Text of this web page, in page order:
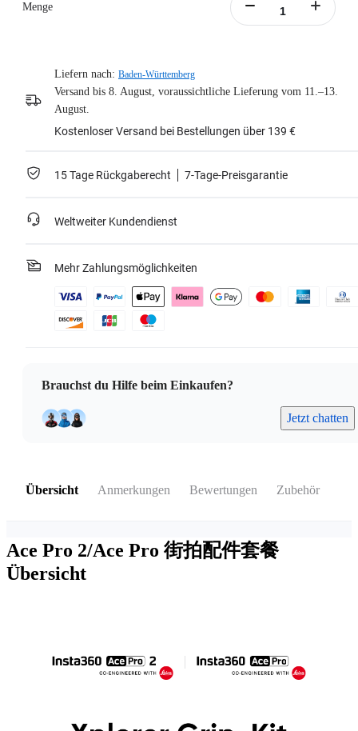
Menge
Liefern nach: Baden-Württemberg
Versand bis 8. August, voraussichtliche Lieferung vom 11.–13.
August.
Kostenloser Versand bei Bestellungen über 139 €
15 Tage Rückgaberecht 7-Tage-Preisgarantie
Weltweiter Kundendienst
Mehr Zahlungsmöglichkeiten
Brauchst du Hilfe beim Einkaufen?
Jetzt chatten
Übersicht Anmerkungen Bewertungen Zubehör
Ace Pro 2/Ace Pro 街拍配件套餐
Übersicht